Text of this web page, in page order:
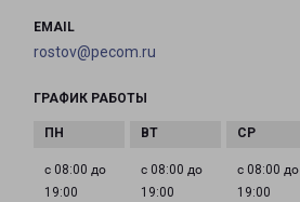
EMAIL
rostov@pecom.ru
ГРАФИК РАБОТЫ
с 08:00 до
19:00
с 08:00 до
19:00
с 08:00 до
19:00